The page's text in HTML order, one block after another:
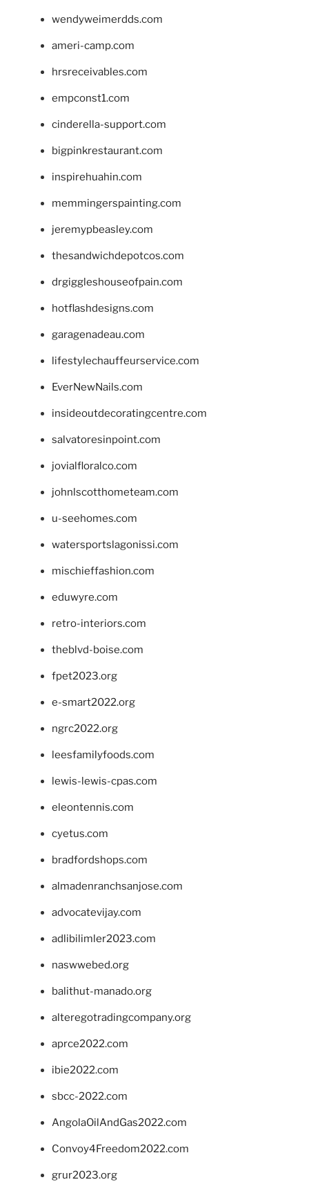
wendyweimerdds.com
ameri-camp.com
hrsreceivables.com
empconst1.com
cinderella-support.com
bigpinkrestaurant.com
inspirehuahin.com
memmingerspainting.com
jeremypbeasley.com
thesandwichdepotcos.com
drgiggleshouseofpain.com
hotflashdesigns.com
garagenadeau.com
lifestylechauffeurservice.com
EverNewNails.com
insideoutdecoratingcentre.com
salvatoresinpoint.com
jovialfloralco.com
johnlscotthometeam.com
u-seehomes.com
watersportslagonissi.com
mischieffashion.com
eduwyre.com
retro-interiors.com
theblvd-boise.com
fpet2023.org
e-smart2022.org
ngrc2022.org
leesfamilyfoods.com
lewis-lewis-cpas.com
eleontennis.com
cyetus.com
bradfordshops.com
almadenranchsanjose.com
advocatevijay.com
adlibilimler2023.com
naswwebed.org
balithut-manado.org
alteregotradingcompany.org
aprce2022.com
ibie2022.com
sbcc-2022.com
AngolaOilAndGas2022.com
Convoy4Freedom2022.com
grur2023.org